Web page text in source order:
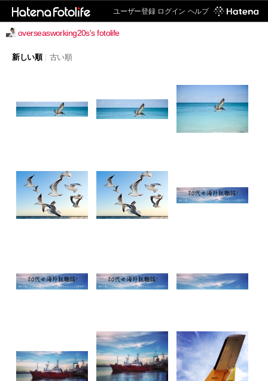
ユーザー登録 ログイン ヘルプ
overseasworking20s's fotolife
新しい順 古い順